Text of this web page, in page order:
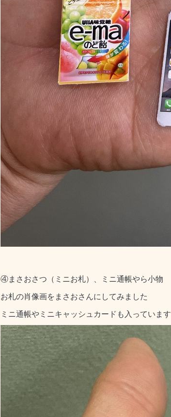
④まさおさつ（ミニお札）、ミニ通帳やら小物
お札の肖像画をまさおさんにしてみました
ミニ通帳やミニキャッシュカードも入っています